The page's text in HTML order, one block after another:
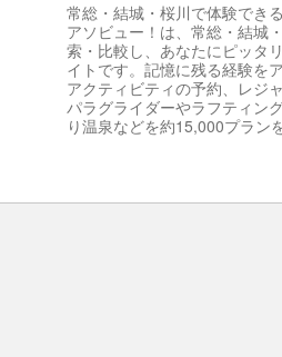
常総・結城・桜川で体験でき
アソビュー！は、常総・結城
索・比較し、あなたにピッタ
イトです。記憶に残る経験を
アクティビティの予約、レジ
パラグライダーやラフティン
り温泉などを約15,000プラン